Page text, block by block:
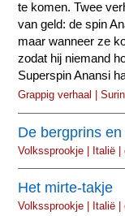
te komen. Twee
van geld: de spin
maar wanneer ze
zodat hij niemand
Superspin Anansi
Grappig verhaal |
De bergprins
Volkssprookje | Italië |
Het mirte-takje
Volkssprookje | Italië |